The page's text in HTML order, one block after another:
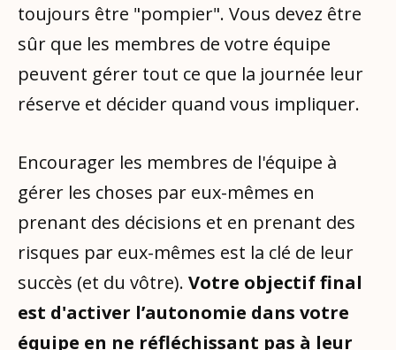
toujours être "pompier". Vous devez être
sûr que les membres de votre équipe
peuvent gérer tout ce que la journée leur
réserve et décider quand vous impliquer.
Encourager les membres de l'équipe à
gérer les choses par eux-mêmes en
prenant des décisions et en prenant des
risques par eux-mêmes est la clé de leur
succès (et du vôtre). Votre objectif final
est d'activer l’autonomie dans votre
équipe en ne réfléchissant pas à leur